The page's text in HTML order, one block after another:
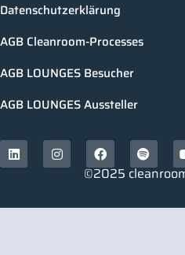
Datenschutzerklärung
AGB Cleanroom-Processes
AGB LOUNGES Besucher
AGB LOUNGES Aussteller
©2025